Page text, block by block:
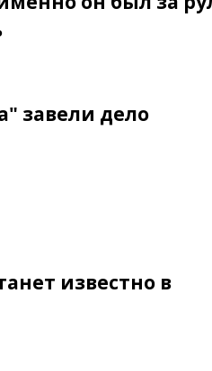
завели дело
известно в